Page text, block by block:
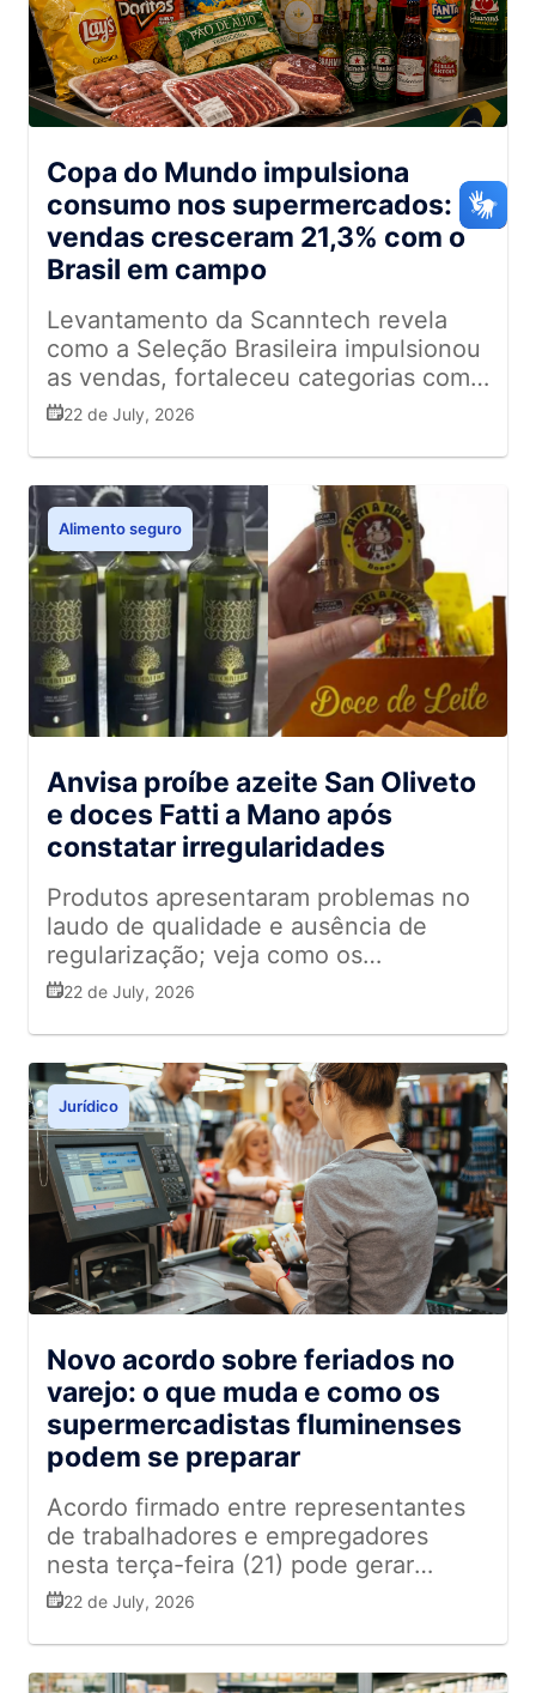
Copa do Mundo impulsiona
consumo nos supermercados:
vendas cresceram 21,3% com o
Brasil em campo
Levantamento da Scanntech revela
como a Seleção Brasileira impulsionou
as vendas, fortaleceu categorias como
snacks, churrasco e bebidas e
maiores motores de consumo do
varejo abastecedor
22 de July, 2026
Alimento seguro
Anvisa proíbe azeite San Oliveto
e doces Fatti a Mano após
constatar irregularidades
Produtos apresentaram problemas no
laudo de qualidade e ausência de
regularização; veja como os
supermercados devem agir
22 de July, 2026
Jurídico
Novo acordo sobre feriados no
varejo: o que muda e como os
supermercadistas fluminenses
podem se preparar
Acordo firmado entre representantes
de trabalhadores e empregadores
nesta terça-feira (21) pode gerar
mudanças no funcionamento do
22 de July, 2026